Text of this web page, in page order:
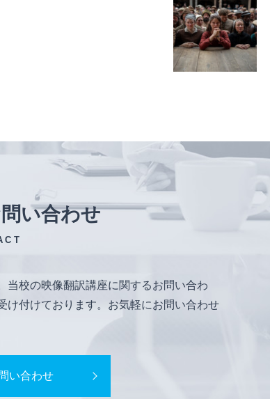
い合わせ
当校の映像翻訳講座に関するお問い合わ
け付けております。お気軽にお問い合わせ
い合わせ